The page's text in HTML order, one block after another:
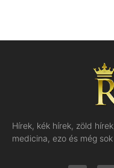
Hírek, kék hírek, zöld
medicina, ezo és még